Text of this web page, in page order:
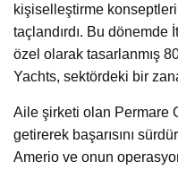
kişiselleştirme
taçlandırdı. Bu dönemde
özel olarak tasarlanmış
Yachts, sektördeki bir
Aile şirketi olan Permare
getirerek başarısını
Amerio ve onun